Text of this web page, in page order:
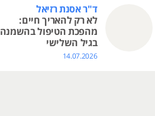
ד"ר אסנת רזיאל
לא רק להאריך חיים:
מהפכת הטיפול בהשמנה
בגיל השלישי
14.07.2026